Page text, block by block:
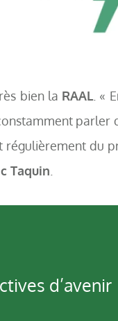
bien la RAAL . «
parler
du
Taquin
d’avenir